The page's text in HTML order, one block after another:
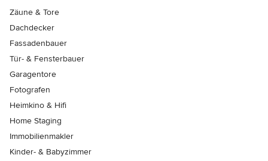
Zäune & Tore
Dachdecker
Fassadenbauer
Tür- & Fensterbauer
Garagentore
Fotografen
Heimkino & Hifi
Home Staging
Immobilienmakler
Kinder- & Babyzimmer